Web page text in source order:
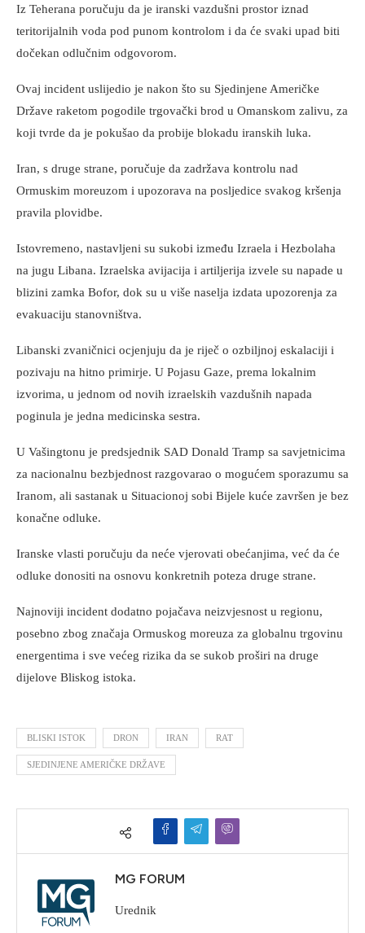
Iz Teherana poručuju da je iranski vazdušni prostor iznad
teritorijalnih voda pod punom kontrolom i da će svaki upad biti
dočekan odlučnim odgovorom.
Ovaj incident uslijedio je nakon što su Sjedinjene Američke
Države raketom pogodile trgovački brod u Omanskom zalivu, za
koji tvrde da je pokušao da probije blokadu iranskih luka.
Iran, s druge strane, poručuje da zadržava kontrolu nad
Ormuskim moreuzom i upozorava na posljedice svakog kršenja
pravila plovidbe.
Istovremeno, nastavljeni su sukobi između Izraela i Hezbolaha
na jugu Libana. Izraelska avijacija i artiljerija izvele su napade u
blizini zamka Bofor, dok su u više naselja izdata upozorenja za
evakuaciju stanovništva.
Libanski zvaničnici ocjenjuju da je riječ o ozbiljnoj eskalaciji i
pozivaju na hitno primirje. U Pojasu Gaze, prema lokalnim
izvorima, u jednom od novih izraelskih vazdušnih napada
poginula je jedna medicinska sestra.
U Vašingtonu je predsjednik SAD Donald Tramp sa savjetnicima
za nacionalnu bezbjednost razgovarao o mogućem sporazumu sa
Iranom, ali sastanak u Situacionoj sobi Bijele kuće završen je bez
konačne odluke.
Iranske vlasti poručuju da neće vjerovati obećanjima, već da će
odluke donositi na osnovu konkretnih poteza druge strane.
Najnoviji incident dodatno pojačava neizvjesnost u regionu,
posebno zbog značaja Ormuskog moreuza za globalnu trgovinu
energentima i sve većeg rizika da se sukob proširi na druge
dijelove Bliskog istoka.
BLISKI ISTOK DRON IRAN RAT
SJEDINJENE AMERIČKE DRŽAVE
MG FORUM
Urednik